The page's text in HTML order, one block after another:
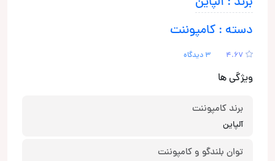
دسته : کامپوننت
4.67 3 دیدگاه
ویژگی ها
برند کامپوننت
آلپاین
توان بلندگو و کامپوننت